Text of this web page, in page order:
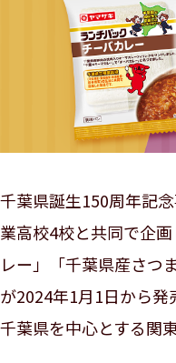
千葉県誕生150周年記念
業高校4校と共同で企画
レー」「千葉県産さつ
が2024年1月1日から発
千葉県を中心とする関